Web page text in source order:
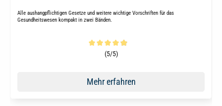
Alle aushangpflichtigen Gesetze und weitere wichtige Vorschriften für das
Gesundheitswesen kompakt in zwei Bänden.
Durchschnittliche Bewertung von 4.8 von 5 Sternen
(5/5)
Mehr erfahren